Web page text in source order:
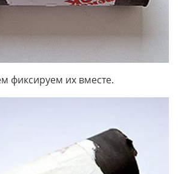
фиксируем их вместе.